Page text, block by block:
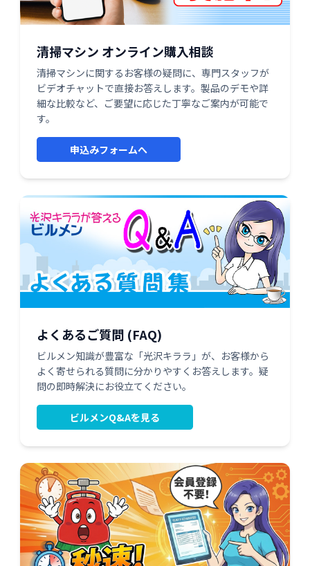
清掃マシン オンライン購入相談
清掃マシンに関するお客様の疑問に、専門スタッフが
ビデオチャットで直接お答えします。製品のデモや詳
細な比較など、ご要望に応じた丁寧なご案内が可能で
す。
申込みフォームへ
よくあるご質問 (FAQ)
ビルメン知識が豊富な「光沢キララ」が、お客様から
よく寄せられる質問に分かりやすくお答えします。疑
問の即時解決にお役立てください。
ビルメンQ&Aを見る